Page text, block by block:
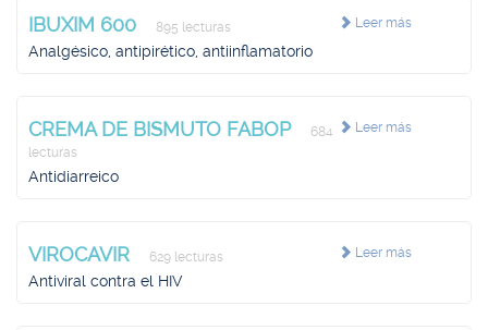
Leer más
IBUXIM 600 895 lecturas
Analgésico, antipirético, antiinflamatorio
Leer más
CREMA DE BISMUTO FABOP
684
lecturas
Antidiarreico
Leer más
VIROCAVIR 629 lecturas
Antiviral contra el HIV